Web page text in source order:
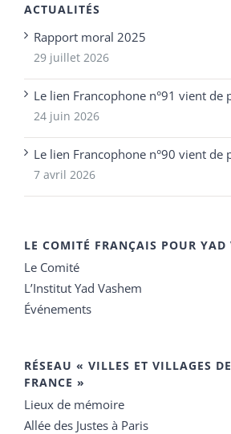
ACTUALITÉS
Rapport moral 2025
29 juillet 2026
Le lien Francophone n°91 vient de
24 juin 2026
Le lien Francophone n°90 vient de
7 avril 2026
LE COMITÉ FRANÇAIS POUR YAD
Le Comité
L’Institut Yad Vashem
Événements
RÉSEAU « VILLES ET VILLAGES
FRANCE »
Lieux de mémoire
Allée des Justes à Paris